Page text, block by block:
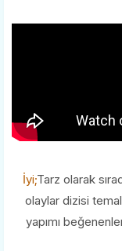
İyi;Tarz olarak
olaylar dizisi
yapımı